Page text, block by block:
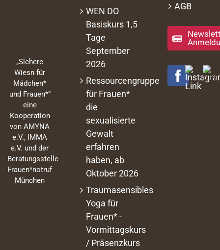
„Sichere
Wiesn für
Mädchen*
und Frauen*“
eine
Kooperation
von AMYNA
e.V., IMMA
e.V. und der
Beratungsstelle
Frauen*notruf
München
WEN DO
Basiskurs 1,5
Tage
September
2026
Ressourcengruppe
für Frauen*
die
sexualisierte
Gewalt
erfahren
haben, ab
Oktober 2026
Traumasensibles
Yoga für
Frauen* -
Vormittagskurs
/ Präsenzkurs
AGB